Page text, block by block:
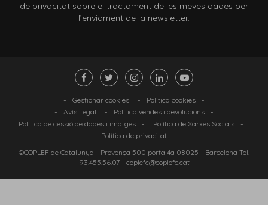
de privacitat sobre el tractament de les meves dades per
l’enviament de la newsletter.
- Gestionar cookies - Política cookies
-
-
Avís Legal - Política vendes i devolucions
-
Política de cessió de dades i imatges
- Política de Xarxes Socials
-
Política de privacitat
©COPLEF de Catalunya - Provença 500 porta 4a 08025 - Barcelona Tel.
93.455.56.07- coplefc@coplefc.cat